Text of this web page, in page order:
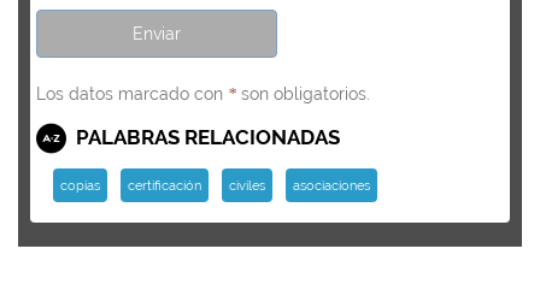
Los datos marcado con * son obligatorios.
PALABRAS RELACIONADAS
copias certificación civiles asociaciones